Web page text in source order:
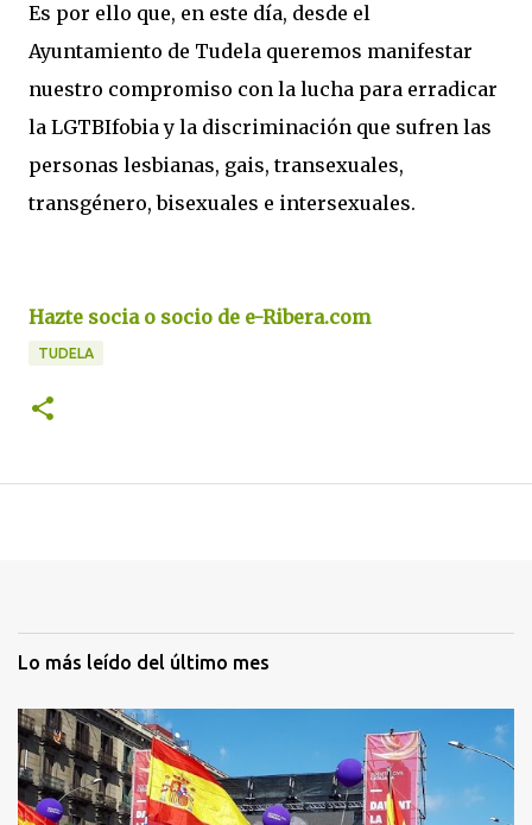
Es por ello que, en este día, desde el
Ayuntamiento de Tudela queremos manifestar
nuestro compromiso con la lucha para erradicar
la LGTBIfobia y la discriminación que sufren las
personas lesbianas, gais, transexuales,
transgénero, bisexuales e intersexuales.
Hazte socia o socio de e-Ribera.com
TUDELA
Lo más leído del último mes